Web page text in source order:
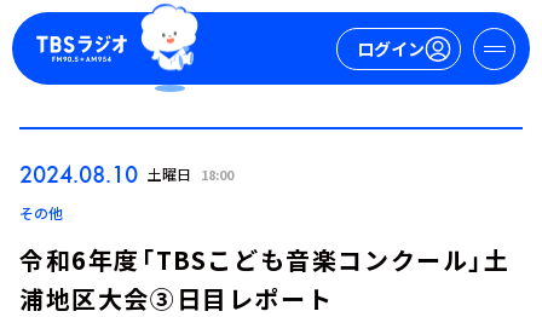
ログイン
2024.08.10 土曜日 18:00
その他
令和6年度「TBSこども音楽コンクール」土
浦地区大会③日目レポート